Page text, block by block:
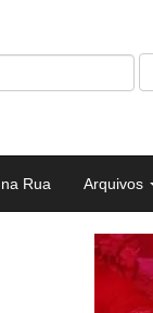
Rua Arquivos